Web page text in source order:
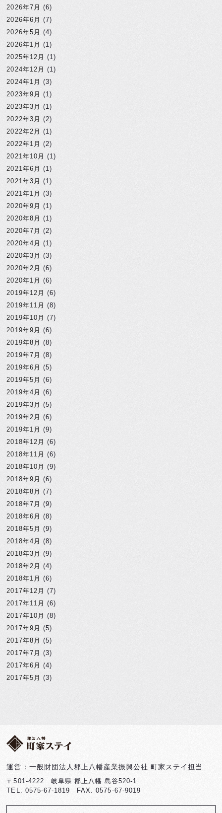
2026年7月 (6)
2026年6月 (7)
2026年5月 (4)
2026年1月 (1)
2025年12月 (1)
2024年12月 (1)
2024年1月 (3)
2023年9月 (1)
2023年3月 (1)
2022年3月 (2)
2022年2月 (1)
2022年1月 (2)
2021年10月 (1)
2021年6月 (1)
2021年3月 (1)
2021年1月 (3)
2020年9月 (1)
2020年8月 (1)
2020年7月 (2)
2020年4月 (1)
2020年3月 (3)
2020年2月 (6)
2020年1月 (6)
2019年12月 (6)
2019年11月 (8)
2019年10月 (7)
2019年9月 (6)
2019年8月 (8)
2019年7月 (8)
2019年6月 (5)
2019年5月 (6)
2019年4月 (6)
2019年3月 (5)
2019年2月 (6)
2019年1月 (9)
2018年12月 (6)
2018年11月 (6)
2018年10月 (9)
2018年9月 (6)
2018年8月 (7)
2018年7月 (9)
2018年6月 (8)
2018年5月 (9)
2018年4月 (8)
2018年3月 (9)
2018年2月 (4)
2018年1月 (6)
2017年12月 (7)
2017年11月 (6)
2017年10月 (8)
2017年9月 (5)
2017年8月 (5)
2017年7月 (3)
2017年6月 (4)
2017年5月 (3)
運営：一般財団法人郡上八幡産業振興公社 町家ステイ担当
〒501-4222 岐阜県 郡上八幡 島谷520-1
TEL. 0575-67-1819 FAX. 0575-67-9019